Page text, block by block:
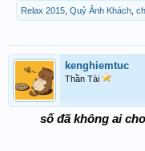
Relax 2015 Quỷ Ảnh Khách
kenghiemtuc
Thần Tài
số đã không ai